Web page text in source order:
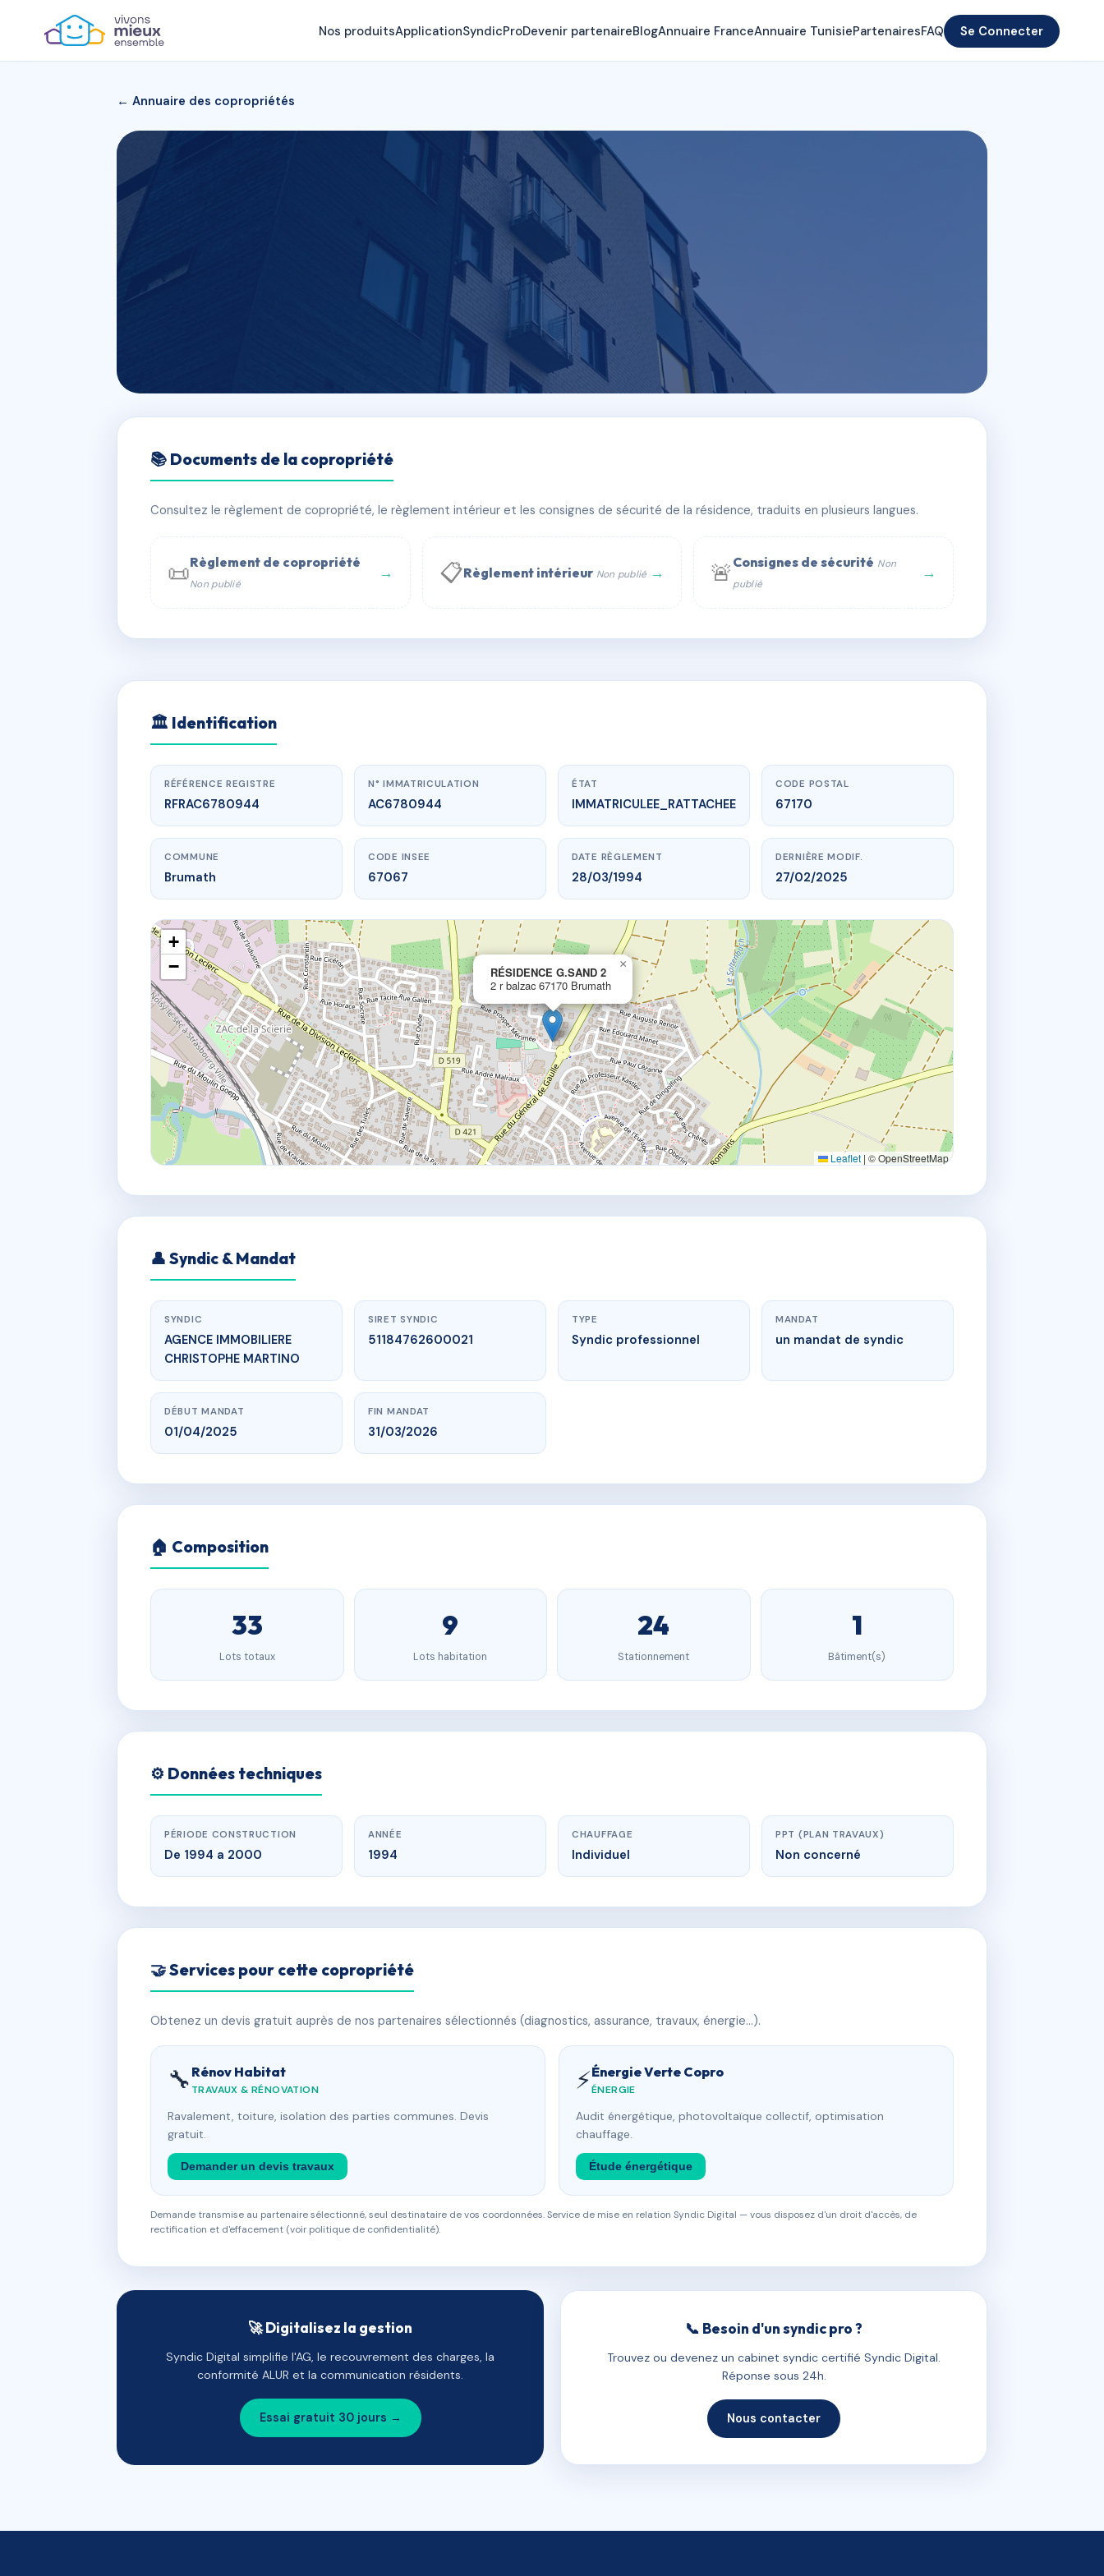
Nos produitsApplicationSyndicProDevenir partenaireBlogAnnuaire FranceAnnuaire TunisiePartenairesFAQ Se Connecter
← Annuaire des copropriétés
RÉSIDENCE G.SAND 2
📍 2 r balzac 67170 Brumath
📞 Contacter Syndic Digital 💬 WhatsApp
📚 Documents de la copropriété
Consultez le règlement de copropriété, le règlement intérieur et les consignes de sécurité de la résidence, traduits en plusieurs langues.
📜Règlement de copropriété
Non publié
→ 📋Règlement intérieur Non publié → 🚨 Consignes de sécurité Non
publié
→
AC6780944 🇫🇷
www.vme.plus/AC6780944
RÉSIDENCE G.SAND 2
2 r balzac67170 Brumath
🏛 Identification
RÉFÉRENCE REGISTRE
RFRAC6780944
N° IMMATRICULATION
AC6780944
ÉTAT
IMMATRICULEE_RATTACHEE
CODE POSTAL
67170
COMMUNE
Brumath
CODE INSEE
67067
DATE RÈGLEMENT
28/03/1994
DERNIÈRE MODIF.
27/02/2025
RÉSIDENCE G.SAND 2
2 r balzac 67170 Brumath
×
+
−
Leaflet | © OpenStreetMap
👤 Syndic & Mandat
SYNDIC
AGENCE IMMOBILIERE
CHRISTOPHE MARTINO
SIRET SYNDIC
51184762600021
TYPE
Syndic professionnel
MANDAT
un mandat de syndic
DÉBUT MANDAT
01/04/2025
FIN MANDAT
31/03/2026
🏠 Composition
33
Lots totaux
9
Lots habitation
24
Stationnement
1
Bâtiment(s)
⚙️ Données techniques
PÉRIODE CONSTRUCTION
De 1994 a 2000
ANNÉE
1994
CHAUFFAGE
Individuel
PPT (PLAN TRAVAUX)
Non concerné
🤝 Services pour cette copropriété
Obtenez un devis gratuit auprès de nos partenaires sélectionnés (diagnostics, assurance, travaux, énergie…).
🔧 Rénov Habitat
TRAVAUX & RÉNOVATION
Ravalement, toiture, isolation des parties communes. Devis
gratuit.
Demander un devis travaux
⚡Énergie Verte Copro
ÉNERGIE
Audit énergétique, photovoltaïque collectif, optimisation
chauffage.
Étude énergétique
Demande transmise au partenaire sélectionné, seul destinataire de vos coordonnées. Service de mise en relation Syndic Digital — vous disposez d'un droit d'accès, de
rectification et d'effacement (voir politique de confidentialité).
🚀 Digitalisez la gestion
Syndic Digital simplifie l'AG, le recouvrement des charges, la
conformité ALUR et la communication résidents.
Essai gratuit 30 jours →
📞 Besoin d'un syndic pro ?
Trouvez ou devenez un cabinet syndic certifié Syndic Digital.
Réponse sous 24h.
Nous contacter